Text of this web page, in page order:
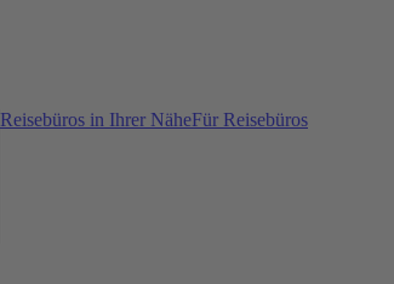
Reisebüros in Ihrer NäheFür Reisebüros